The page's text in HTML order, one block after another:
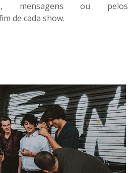
mensagens ou pelos
de cada show.